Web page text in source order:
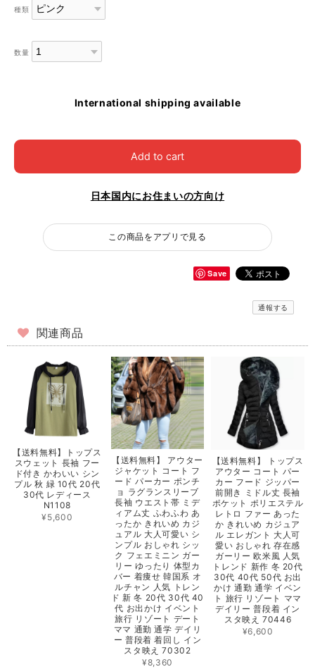
種類
数量
International shipping available
Add to cart
日本国内にお住まいの方向け
この商品をアプリで見る
Save
通報する
関連商品
【送料無料】トップス
スウェット 長袖 フー
ド付き かわいい シン
プル 秋 緑 10代 20代
30代 レディース
N1108
¥5,600
【送料無料】 アウター
ジャケット コート フ
ード パーカー ポンチ
ョ ラグランスリーブ
長袖 ウエスト帯 ミデ
ィアム丈 ふわふわ あ
ったか きれいめ カジ
ュアル 大人可愛い シ
ンプル おしゃれ シッ
ク フェエミニン ガー
リー ゆったり 体型カ
バー 着痩せ 韓国系 オ
ルチャン 人気 トレン
ド 新 冬 20代 30代 40
代 お出かけ イベント
旅行 リゾート デート
ママ 通勤 通学 デイリ
ー 普段着 着回し イン
スタ映え 70302
¥8,360
【送料無料】 トップス
アウター コート パー
カー フード ジッパー
前開き ミドル丈 長袖
ポケット ポリエステル
レトロ ファー あった
か きれいめ カジュア
ル エレガント 大人可
愛い おしゃれ 存在感
ガーリー 欧米風 人気
トレンド 新作 冬 20代
30代 40代 50代 お出
かけ 通勤 通学 イベン
ト 旅行 リゾート ママ
デイリー 普段着 イン
スタ映え 70446
¥6,600